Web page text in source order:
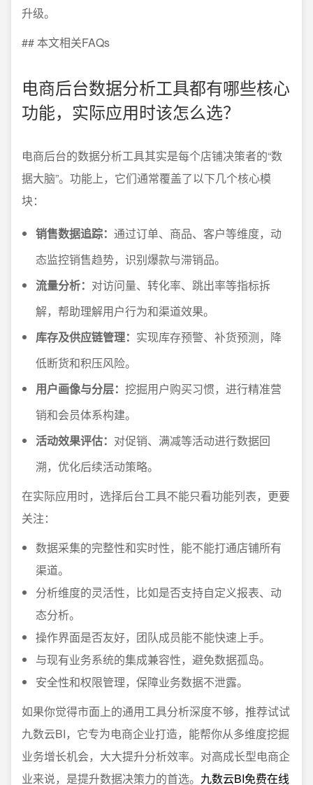
升级。
## 本文相关FAQs
电商后台数据分析工具都有哪些核心
功能，实际应用时该怎么选？
电商后台的数据分析工具其实是每个店铺决策者的“数
据大脑”。功能上，它们通常覆盖了以下几个核心模
块：
销售数据追踪： 通过订单、商品、客户等维度，动
态监控销售趋势，识别爆款与滞销品。
流量分析： 对访问量、转化率、跳出率等指标拆
解，帮助理解用户行为和渠道效果。
库存及供应链管理： 实现库存预警、补货预测，降
低断货和积压风险。
用户画像与分层： 挖掘用户购买习惯，进行精准营
销和会员体系构建。
活动效果评估： 对促销、满减等活动进行数据回
溯，优化后续活动策略。
在实际应用时，选择后台工具不能只看功能列表，更要
关注：
数据采集的完整性和实时性，能不能打通店铺所有
渠道。
分析维度的灵活性，比如是否支持自定义报表、动
态分析。
操作界面是否友好，团队成员能不能快速上手。
与现有业务系统的集成兼容性，避免数据孤岛。
安全性和权限管理，保障业务数据不泄露。
如果你觉得市面上的通用工具分析深度不够，推荐试试
九数云BI，它专为电商企业打造，能帮你从多维度挖掘
业务增长机会，大大提升分析效率。对高成长型电商企
业来说，是提升数据决策力的首选。 九数云BI免费在线